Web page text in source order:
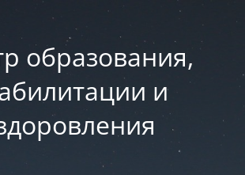
образования,
и